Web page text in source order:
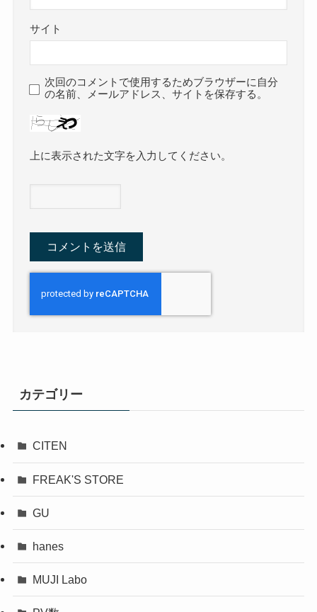
サイト
次回のコメントで使用するためブラウザーに自分
の名前、メールアドレス、サイトを保存する。
上に表示された文字を入力してください。
カテゴリー
CITEN
FREAK'S STORE
GU
hanes
MUJI Labo